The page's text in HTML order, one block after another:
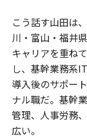
こう話す山田は
川・富山・福井
キャリアを重ね
し、基幹業務系
導入後のサポー
ナル職だ。基幹
管理、人事労務
広い。